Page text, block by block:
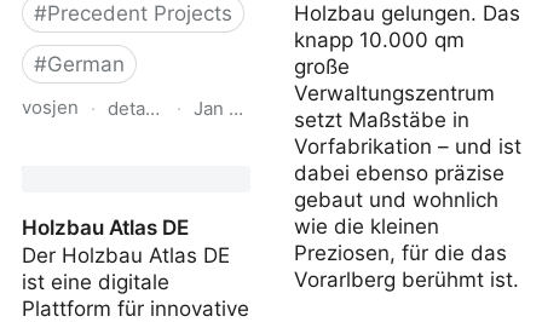
#Precedent Projects
#German
vosjen · detail.de· Jan 30, 2026
Holzbau Atlas DE
Der Holzbau Atlas DE
ist eine digitale
Plattform für innovative
Holzbau gelungen. Das
knapp 10.000 qm
große
Verwaltungszentrum
setzt Maßstäbe in
Vorfabrikation – und ist
dabei ebenso präzise
gebaut und wohnlich
wie die kleinen
Preziosen, für die das
Vorarlberg berühmt ist.